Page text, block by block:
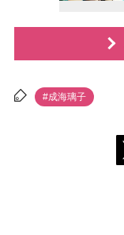
#成海璃子